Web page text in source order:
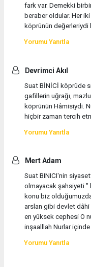
fark var. Demekki
beraber oldular. Her
köprünün değerleriydi
Yorumu Yanıtla
Devrimci Akıl
Suat BİNİCİ köprüde
gafillerin uğrağı,
köprünün Hâmisiydi.
hiçbir zaman tercih
Yorumu Yanıtla
Mert Adam
Suat BINICI'nin
olmayacak şahsiyeti "
konu biz
arslan gibi devlet dâhi
en yüksek cephesi O
inşaalllah Nurlar
Yorumu Yanıtla